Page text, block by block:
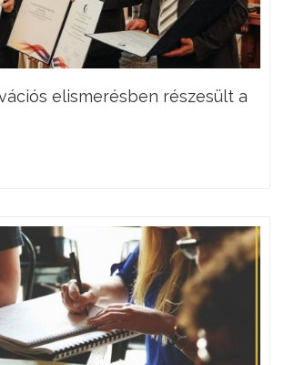
elismerésben részesült a